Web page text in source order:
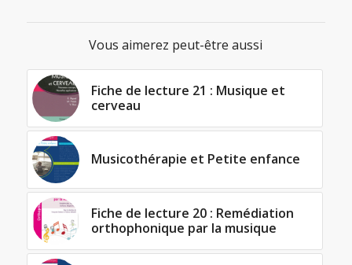
Vous aimerez peut-être aussi
Fiche de lecture 21 : Musique et
cerveau
Musicothérapie et Petite enfance
Fiche de lecture 20 : Remédiation
orthophonique par la musique